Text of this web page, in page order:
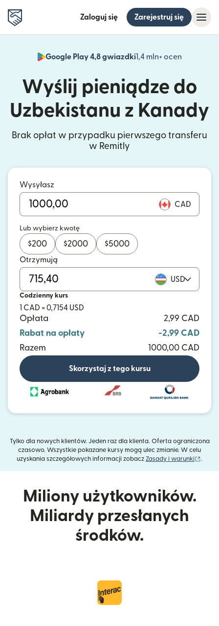
Zaloguj się Zarejestruj się
Google Play 4,8 gwiazdki1,4 mln+ ocen
(otwiera
Wyślij pieniądze do
Uzbekistanu z Kanady
Brak opłat w przypadku pierwszego transferu
w Remitly
Wysyłasz
CAD
Lub wybierz kwotę
$200 $2000 $5000
Otrzymują
USD
Codzienny kurs
1 CAD = 0,7154 USD
Opłata
2,99 CAD
Rabat na opłaty
-2,99 CAD
Razem
1000,00 CAD
Skorzystaj z tego kursu
Tylko dla nowych klientów. Jeden raz dla klienta. Oferta ograniczona
czasowo. Wszystkie pokazane kursy mogą ulec zmianie. W celu
uzyskania szczegółowych informacji zobacz Zasady i warunki .
Miliony użytkowników.
Miliardy przesłanych
środków.